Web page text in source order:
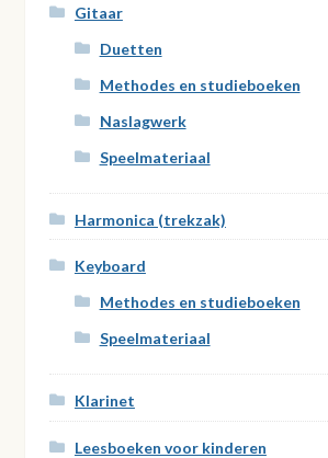
Gitaar
Duetten
Methodes en studieboeken
Naslagwerk
Speelmateriaal
Harmonica (trekzak)
Keyboard
Methodes en studieboeken
Speelmateriaal
Klarinet
Leesboeken voor kinderen